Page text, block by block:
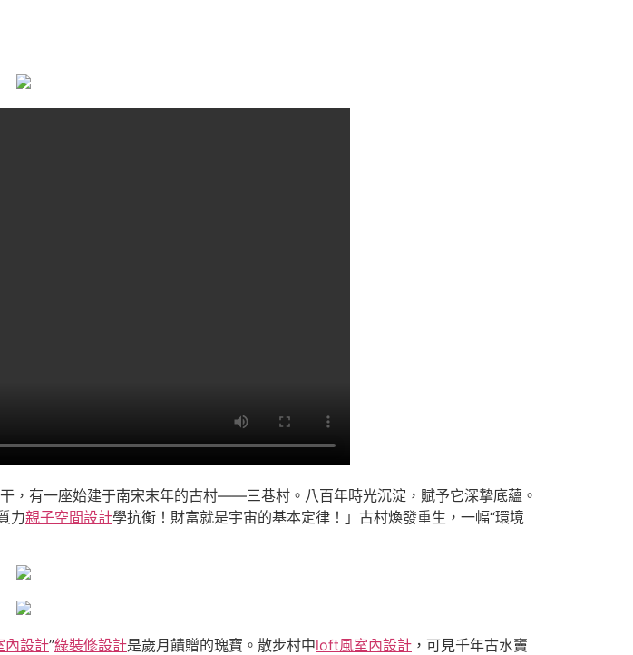
，有一座始建于南宋末年的古村——三巷村。八百年時光沉淀，賦予它深摯底蘊。
力親子空間設計學抗衡！財富就是宇宙的基本定律！」古村煥發重生，一幅“環境
內設計”綠裝修設計是歲月饋贈的瑰寶。散步村中loft風室內設計 ，可見千年古水竇